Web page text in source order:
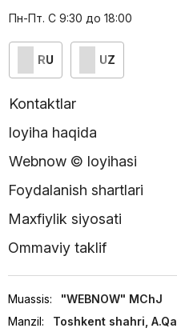
Пн-Пт. С 9:30 до 18:00
RU UZ
Kontaktlar
loyiha haqida
Webnow © loyihasi
Foydalanish shartlari
Maxfiylik siyosati
Ommaviy taklif
Muassis:
"WEBNOW" MChJ
Manzil:
Toshkent shahri,